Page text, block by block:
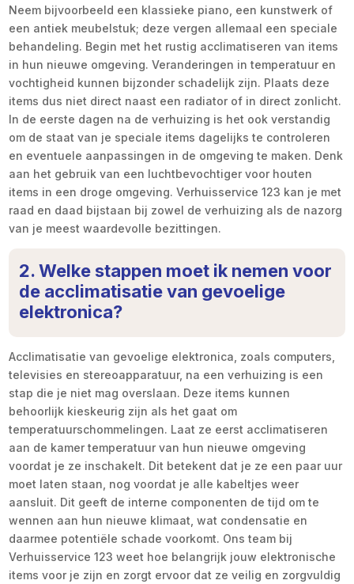
Neem bijvoorbeeld een klassieke piano, een kunstwerk of
een antiek meubelstuk; deze vergen allemaal een speciale
behandeling. Begin met het rustig acclimatiseren van items
in hun nieuwe omgeving. Veranderingen in temperatuur en
vochtigheid kunnen bijzonder schadelijk zijn. Plaats deze
items dus niet direct naast een radiator of in direct zonlicht.
In de eerste dagen na de verhuizing is het ook verstandig
om de staat van je speciale items dagelijks te controleren
en eventuele aanpassingen in de omgeving te maken. Denk
aan het gebruik van een luchtbevochtiger voor houten
items in een droge omgeving. Verhuisservice 123 kan je met
raad en daad bijstaan bij zowel de verhuizing als de nazorg
van je meest waardevolle bezittingen.
2. Welke stappen moet ik nemen voor
de acclimatisatie van gevoelige
elektronica?
Acclimatisatie van gevoelige elektronica, zoals computers,
televisies en stereoapparatuur, na een verhuizing is een
stap die je niet mag overslaan. Deze items kunnen
behoorlijk kieskeurig zijn als het gaat om
temperatuurschommelingen. Laat ze eerst acclimatiseren
aan de kamer temperatuur van hun nieuwe omgeving
voordat je ze inschakelt. Dit betekent dat je ze een paar uur
moet laten staan, nog voordat je alle kabeltjes weer
aansluit. Dit geeft de interne componenten de tijd om te
wennen aan hun nieuwe klimaat, wat condensatie en
daarmee potentiële schade voorkomt. Ons team bij
Verhuisservice 123 weet hoe belangrijk jouw elektronische
items voor je zijn en zorgt ervoor dat ze veilig en zorgvuldig